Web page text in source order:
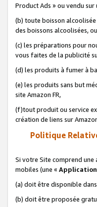
Product Ads » ou vendu
(b) toute boisson
des boissons alcoolisées,
(c) les préparations pour
vous faites de la publicité
(d) les produits à fumer à
(e) les produits sans but
site Amazon FR,
(f)tout produit ou service
création de liens sur
Politique
Si votre Site comprend
mobiles (une «
(a) doit être disponible
(b) doit être proposée